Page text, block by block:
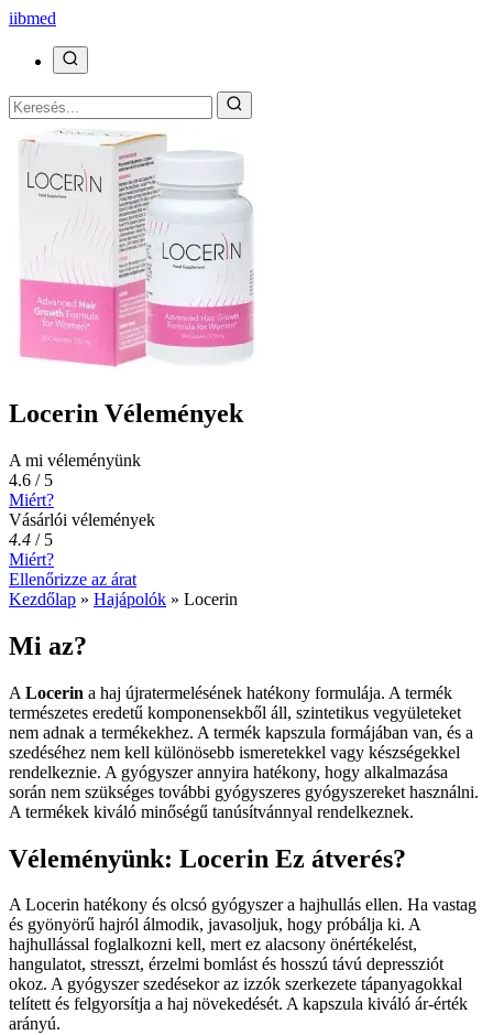
iibmed
Locerin Vélemények
A mi véleményünk
4.6 / 5
Miért?
Vásárlói vélemények
4.4 / 5
Miért?
Ellenőrizze az árat
Kezdőlap » Hajápolók » Locerin
Mi az?
A Locerin a haj újratermelésének hatékony formulája. A termék
természetes eredetű komponensekből áll, szintetikus vegyületeket
nem adnak a termékekhez. A termék kapszula formájában van, és a
szedéséhez nem kell különösebb ismeretekkel vagy készségekkel
rendelkeznie. A gyógyszer annyira hatékony, hogy alkalmazása
során nem szükséges további gyógyszeres gyógyszereket használni.
A termékek kiváló minőségű tanúsítvánnyal rendelkeznek.
Véleményünk: Locerin Ez átverés?
A Locerin hatékony és olcsó gyógyszer a hajhullás ellen. Ha vastag
és gyönyörű hajról álmodik, javasoljuk, hogy próbálja ki. A
hajhullással foglalkozni kell, mert ez alacsony önértékelést,
hangulatot, stresszt, érzelmi bomlást és hosszú távú depressziót
okoz. A gyógyszer szedésekor az izzók szerkezete tápanyagokkal
telített és felgyorsítja a haj növekedését. A kapszula kiváló ár-érték
arányú.